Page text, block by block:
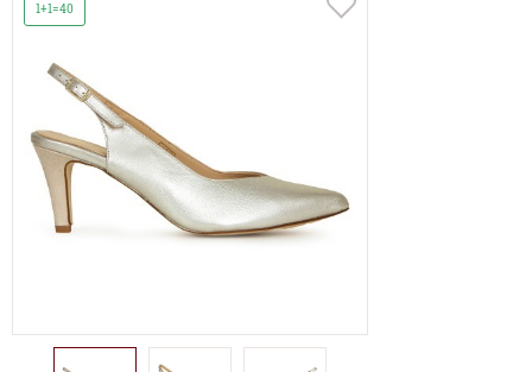
1+1=40